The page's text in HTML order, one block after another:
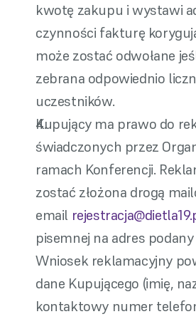
kwotę zakupu i wystawi
czynności fakturę
może zostać odwołane
zebrana odpowiednio
uczestników.
Kupujący ma prawo do
świadczonych przez
ramach Konferencji.
zostać złożona drogą
email
pisemnej na adres
Wniosek reklamacyjny
dane Kupującego (imię,
kontaktowy numer